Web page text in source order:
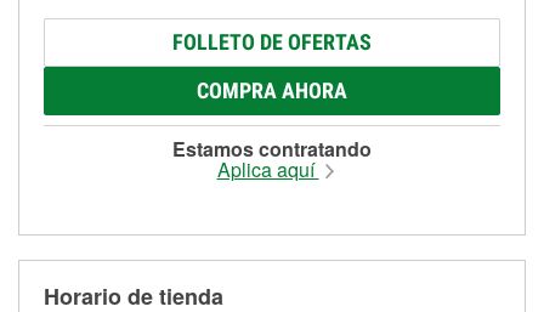
FOLLETO DE OFERTAS
COMPRA AHORA
Estamos contratando
Aplica aquí
Horario de tienda